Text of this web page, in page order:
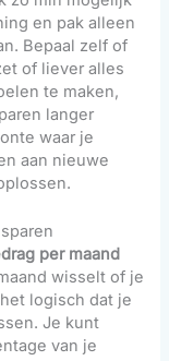
en pak alleen
Bepaal zelf of
of liever alles
te maken,
langer
waar je
aan nieuwe
per maand
wisselt of je
logisch dat je
Je kunt
van je